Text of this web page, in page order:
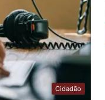
Cidadão